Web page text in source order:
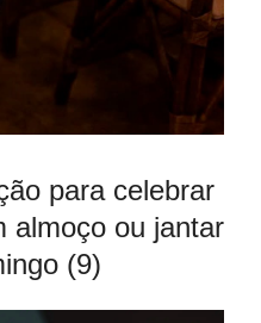
para celebrar
almoço ou jantar
(9)